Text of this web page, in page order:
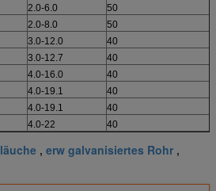
2.0-6.0
50
2.0-8.0
50
3.0-12.0
40
3.0-12.7
40
4.0-16.0
40
4.0-19.1
40
4.0-19.1
40
4.0-22 40
, erw galvanisiertes Rohr ,